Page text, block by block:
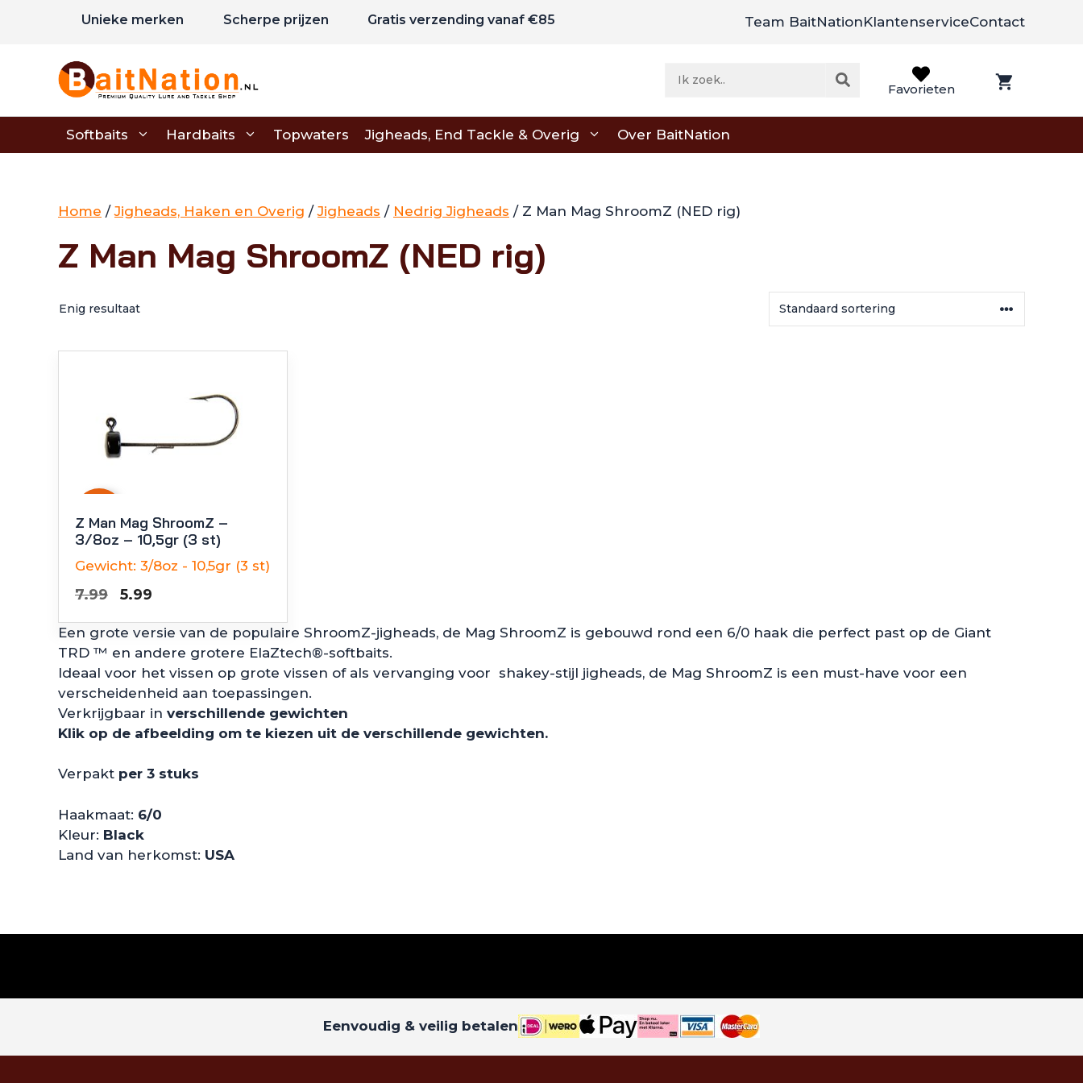
Unieke merken Scherpe prijzen Gratis verzending vanaf €85 Team BaitNationKlantenserviceContact
Favorieten
Softbaits Hardbaits Topwaters Jigheads, End Tackle & Overig Over BaitNation
Home /Jigheads, Haken en Overig /Jigheads / Nedrig Jigheads / Z Man Mag ShroomZ (NED rig)
Z Man Mag ShroomZ (NED rig)
Enig resultaat
Z Man Mag ShroomZ –
3/8oz – 10,5gr (3 st)
Gewicht: 3/8oz - 10,5gr (3 st)
7.99
Oorspronkelijke
was:
€7.99.
5.99
is:
€5.99.
Een grote versie van de populaire ShroomZ-jigheads, de Mag ShroomZ is gebouwd rond een 6/0 haak die perfect past op de Giant
TRD ™ en andere grotere ElaZtech®-softbaits.
Ideaal voor het vissen op grote vissen of als vervanging voor shakey-stijl jigheads, de Mag ShroomZ is een must-have voor een
verscheidenheid aan toepassingen.
Verkrijgbaar in verschillende gewichten
Klik op de afbeelding om te kiezen uit de verschillende gewichten.
Verpakt per 3 stuks
Haakmaat: 6/0
Kleur: Black
Land van herkomst: USA
Eenvoudig & veilig betalen